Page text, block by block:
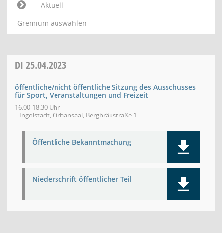
Aktuell
Gremium auswählen
DI 25.04.2023
öffentliche/nicht öffentliche Sitzung des Ausschusses
für Sport, Veranstaltungen und Freizeit
16:00-18:30 Uhr
Ingolstadt, Orbansaal, Bergbräustraße 1
Öffentliche Bekanntmachung
Niederschrift öffentlicher Teil